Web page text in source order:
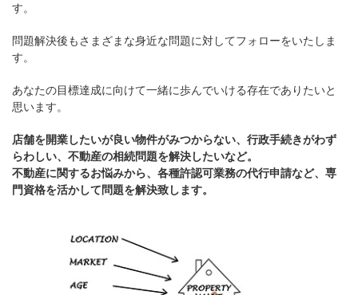
す。
問題解決後もさまざまな身近な問題に対してフォローをいたしま
す。
あなたの目標達成に向けて一緒に歩んでいける存在でありたいと
思います。
店舗を開業したいが良い物件がみつからない、行政手続きがわず
らわしい、不動産の相続問題を解決したいなど。
不動産に関するお悩みから、各種許認可業務の代行申請など、専
門資格を活かして問題を解決致します。